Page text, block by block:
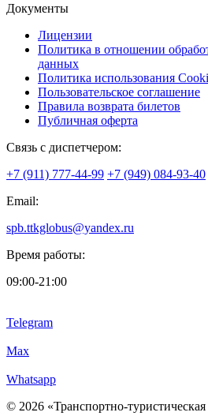
Документы
Лицензии
Политика в отношении
данных
Политика использования
Пользовательское соглашение
Правила возврата билетов
Публичная оферта
Связь с диспетчером:
+7 (911) 777-44-99 +7 (949) 084-93-40
Email:
spb.ttkglobus@yandex.ru
Время работы:
09:00-21:00
Telegram
Max
Whatsapp
© 2026 «Транспортно-